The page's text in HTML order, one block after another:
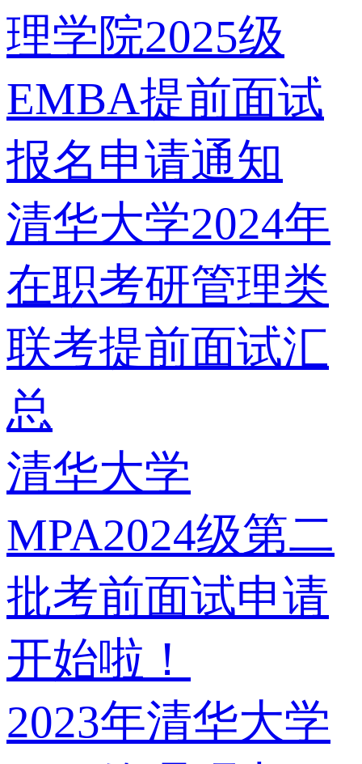
理学院2025级
EMBA提前面试
报名申请通知
清华大学2024年
在职考研管理类
联考提前面试汇
总
清华大学
MPA2024级第二
批考前面试申请
开始啦！
2023年清华大学